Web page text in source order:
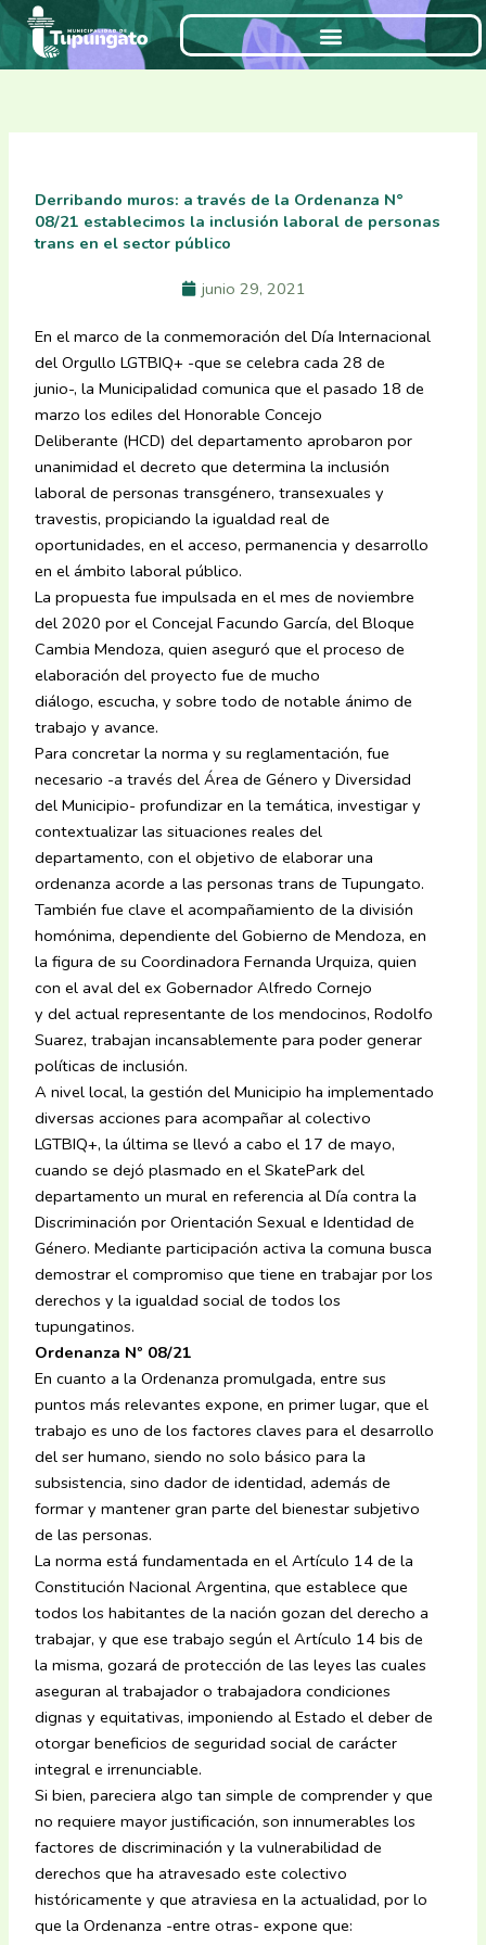
Ir
contenido
Derribando muros: a través de la Ordenanza N°
08/21 establecimos la inclusión laboral de personas
trans en el sector público
junio 29, 2021
En el marco de la conmemoración del Día Internacional
del Orgullo LGTBIQ+ -que se celebra cada 28 de
junio-, la Municipalidad comunica que el pasado 18 de
marzo los ediles del Honorable Concejo
Deliberante (HCD) del departamento aprobaron por
unanimidad el decreto que determina la inclusión
laboral de personas transgénero, transexuales y
travestis, propiciando la igualdad real de
oportunidades, en el acceso, permanencia y desarrollo
en el ámbito laboral público.
La propuesta fue impulsada en el mes de noviembre
del 2020 por el Concejal Facundo García, del Bloque
Cambia Mendoza, quien aseguró que el proceso de
elaboración del proyecto fue de mucho
diálogo, escucha, y sobre todo de notable ánimo de
trabajo y avance.
Para concretar la norma y su reglamentación, fue
necesario -a través del Área de Género y Diversidad
del Municipio- profundizar en la temática, investigar y
contextualizar las situaciones reales del
departamento, con el objetivo de elaborar una
ordenanza acorde a las personas trans de Tupungato.
También fue clave el acompañamiento de la división
homónima, dependiente del Gobierno de Mendoza, en
la figura de su Coordinadora Fernanda Urquiza, quien
con el aval del ex Gobernador Alfredo Cornejo
y del actual representante de los mendocinos, Rodolfo
Suarez, trabajan incansablemente para poder generar
políticas de inclusión.
A nivel local, la gestión del Municipio ha implementado
diversas acciones para acompañar al colectivo
LGTBIQ+, la última se llevó a cabo el 17 de mayo,
cuando se dejó plasmado en el SkatePark del
departamento un mural en referencia al Día contra la
Discriminación por Orientación Sexual e Identidad de
Género. Mediante participación activa la comuna busca
demostrar el compromiso que tiene en trabajar por los
derechos y la igualdad social de todos los
tupungatinos.
Ordenanza Nº 08/21
En cuanto a la Ordenanza promulgada, entre sus
puntos más relevantes expone, en primer lugar, que el
trabajo es uno de los factores claves para el desarrollo
del ser humano, siendo no solo básico para la
subsistencia, sino dador de identidad, además de
formar y mantener gran parte del bienestar subjetivo
de las personas.
La norma está fundamentada en el Artículo 14 de la
Constitución Nacional Argentina, que establece que
todos los habitantes de la nación gozan del derecho a
trabajar, y que ese trabajo según el Artículo 14 bis de
la misma, gozará de protección de las leyes las cuales
aseguran al trabajador o trabajadora condiciones
dignas y equitativas, imponiendo al Estado el deber de
otorgar beneficios de seguridad social de carácter
integral e irrenunciable.
Si bien, pareciera algo tan simple de comprender y que
no requiere mayor justificación, son innumerables los
factores de discriminación y la vulnerabilidad de
derechos que ha atravesado este colectivo
históricamente y que atraviesa en la actualidad, por lo
que la Ordenanza -entre otras- expone que: